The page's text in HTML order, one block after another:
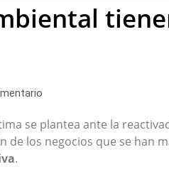
se plantea ante la
de los negocios que se
.